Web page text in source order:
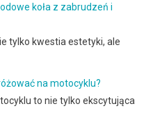
koła z zabrudzeń i
tylko kwestia estetyki, ale
na motocyklu?
to nie tylko ekscytująca